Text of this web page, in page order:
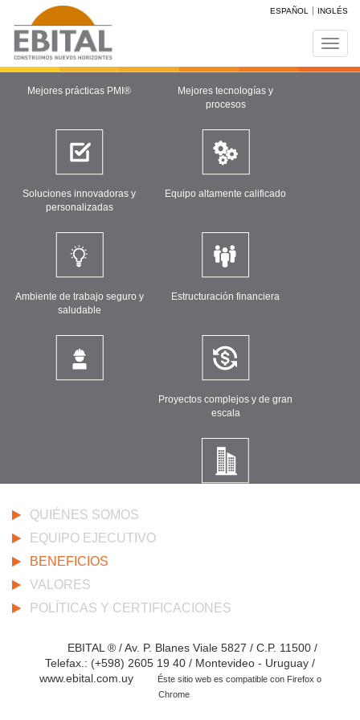
ESPAÑOL INGLÉS
BENEFICIOS
Mejores prácticas PMI®
Mejores tecnologías y
procesos
Soluciones innovadoras y
personalizadas
Equipo altamente calificado
Ambiente de trabajo seguro y
saludable
Estructuración financiera
Proyectos complejos y de gran
escala
QUIÉNES SOMOS
EQUIPO EJECUTIVO
BENEFICIOS
VALORES
POLÍTICAS Y CERTIFICACIONES
EBITAL ® / Av. P. Blanes Viale 5827 / C.P. 11500 /
Telefax.: (+598) 2605 19 40 / Montevideo - Uruguay /
www.ebital.com.uy
Éste sitio web es compatible con Firefox o
Chrome